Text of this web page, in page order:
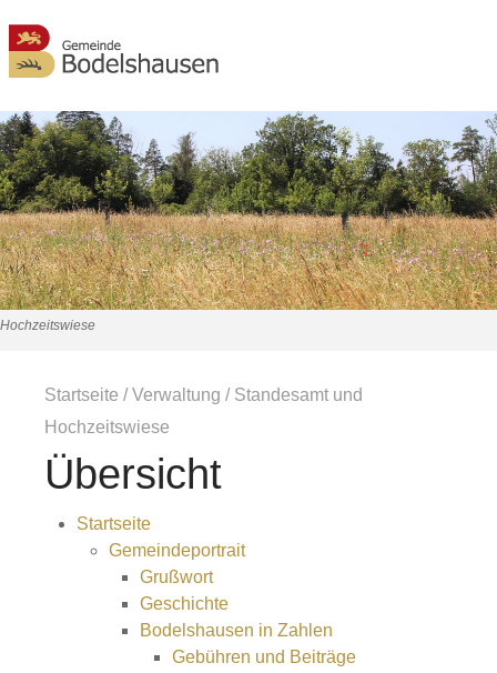
Hochzeitswiese
Startseite /Verwaltung / Standesamt und
Hochzeitswiese
Übersicht
Startseite
Gemeindeportrait
Grußwort
Geschichte
Bodelshausen in Zahlen
Gebühren und Beiträge